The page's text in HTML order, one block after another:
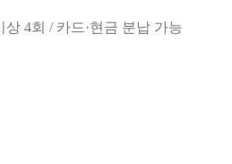
4회 / 카드·현금 분납 가능